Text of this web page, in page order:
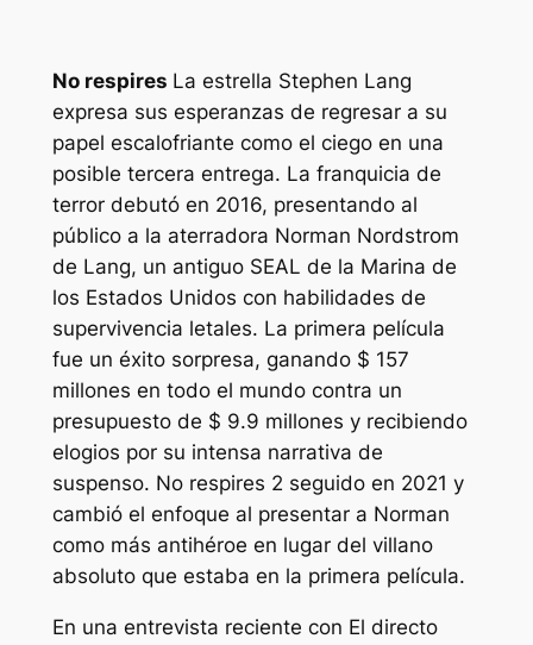
No respires La estrella Stephen Lang
expresa sus esperanzas de regresar a su
papel escalofriante como el ciego en una
posible tercera entrega. La franquicia de
terror debutó en 2016, presentando al
público a la aterradora Norman Nordstrom
de Lang, un antiguo SEAL de la Marina de
los Estados Unidos con habilidades de
supervivencia letales. La primera película
fue un éxito sorpresa, ganando $ 157
millones en todo el mundo contra un
presupuesto de $ 9.9 millones y recibiendo
elogios por su intensa narrativa de
suspenso. No respires 2 seguido en 2021 y
cambió el enfoque al presentar a Norman
como más antihéroe en lugar del villano
absoluto que estaba en la primera película.
En una entrevista reciente con El directo